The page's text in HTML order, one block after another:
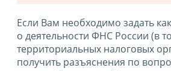
Если Вам необходимо задать
о деятельности ФНС России (в
территориальных налоговых
получить разъяснения по